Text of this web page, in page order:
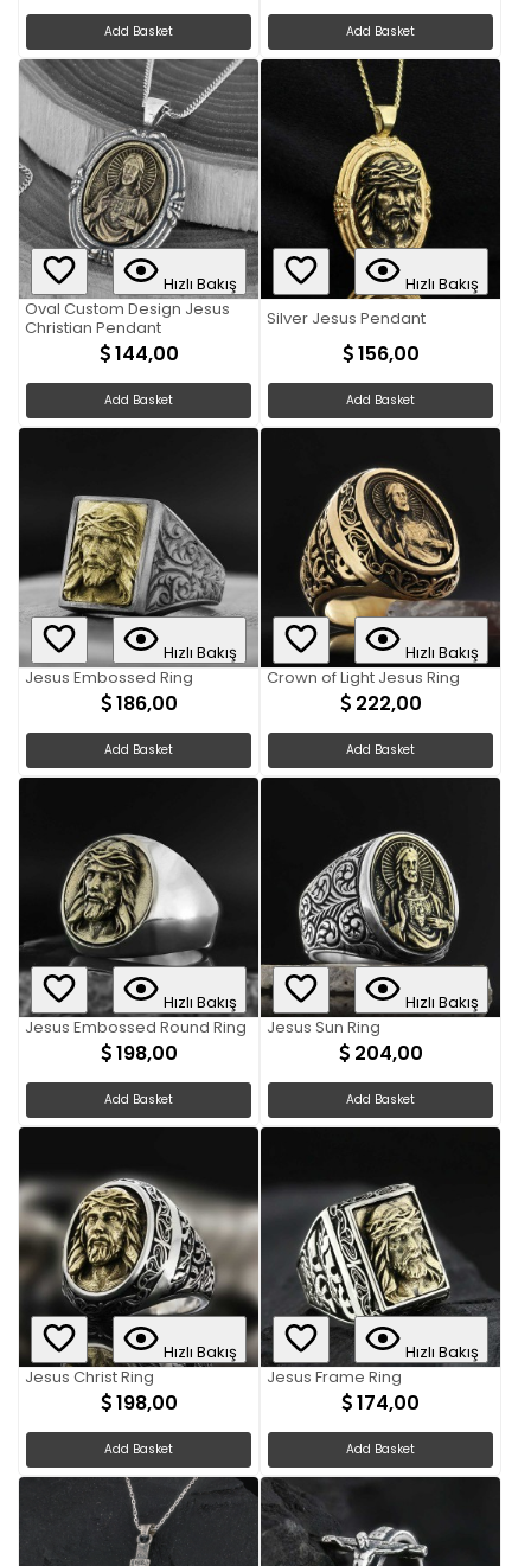
Add Basket Add Basket
Hızlı Bakış
Oval Custom Design Jesus
Christian Pendant
144,00
Add Basket
Hızlı Bakış
Silver Jesus Pendant
156,00
Add Basket
Hızlı Bakış
Jesus Embossed Ring
186,00
Add Basket
Hızlı Bakış
Crown of Light Jesus Ring
222,00
Add Basket
Hızlı Bakış
Jesus Embossed Round Ring
198,00
Add Basket
Hızlı Bakış
Jesus Sun Ring
204,00
Add Basket
Hızlı Bakış
Jesus Christ Ring
198,00
Add Basket
Hızlı Bakış
Jesus Frame Ring
174,00
Add Basket